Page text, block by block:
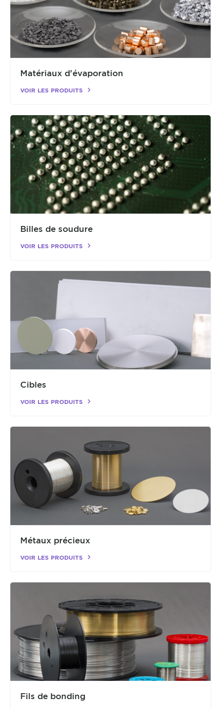
Matériaux d'évaporation
VOIR LES PRODUITS
Billes de soudure
VOIR LES PRODUITS
Cibles
VOIR LES PRODUITS
Métaux précieux
VOIR LES PRODUITS
Fils de bonding